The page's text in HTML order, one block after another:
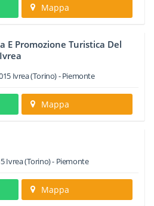
Mappa
E Promozione Turistica Del
Ivrea(Torino) -Piemonte
Mappa
Ivrea(Torino) - Piemonte
Mappa